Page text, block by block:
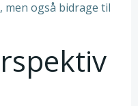
men også bidrage til